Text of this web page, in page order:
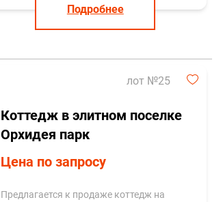
Подробнее
лот №25
Коттедж в элитном поселке
Орхидея парк
Цена по запросу
Предлагается к продаже коттедж на